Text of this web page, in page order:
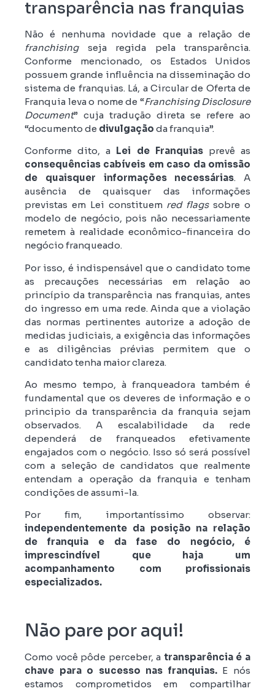
transparência nas franquias
Não é nenhuma novidade que a relação de
franchisingseja regida pela transparência.
Conforme mencionado, os Estados Unidos
possuem grande influência na disseminação do
sistema de franquias. Lá, a Circular de Oferta de
Franquia leva o nome de “Franchising Disclosure
Document” cuja tradução direta se refere ao
“documento de divulgação da franquia”.
Conforme dito, a
Lei de Franquiasprevê as
consequências cabíveis em caso da omissão
de quaisquer informações necessárias. A
ausência de quaisquer das informações
previstas em Lei constituem red flagssobre o
modelo de negócio, pois não necessariamente
remetem à realidade econômico-financeira do
negócio franqueado.
Por isso, é indispensável que o candidato tome
as precauções necessárias em relação ao
princípio da transparência nas franquias, antes
do ingresso em uma rede. Ainda que a violação
das normas pertinentes autorize a adoção de
medidas judiciais, a exigência das informações
e as diligências prévias permitem que o
candidato tenha maior clareza.
Ao mesmo tempo, à franqueadora também é
fundamental que os deveres de informação e o
principio da transparência da franquia sejam
observados. A escalabilidade da rede
dependerá de franqueados efetivamente
engajados com o negócio. Isso só será possível
com a seleção de candidatos que realmente
entendam a operação da franquia e tenham
condições de assumi-la.
Por fim, importantíssimo observar:
independentemente da posição na relação
de franquia e da fase do negócio, é
imprescindível que haja um
acompanhamento com profissionais
especializados.
Não pare por aqui!
Como você pôde perceber, a transparência é a
chave para o sucesso nas franquias.E nós
estamos comprometidos em compartilhar